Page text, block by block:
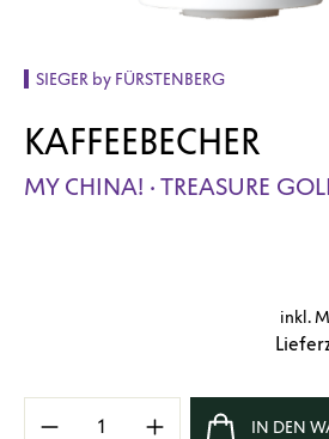
SIEGER by FÜRSTENBERG
KAFFEEBECHER
MY CHINA! · TREASURE
inkl.
Produkt Anzahl: GibIN DEN